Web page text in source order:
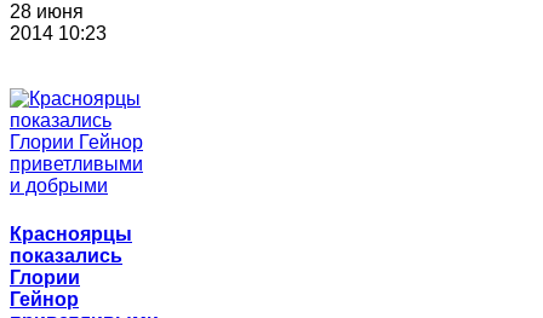
28 июня
2014 10:23
Красноярцы
показались
Глории
Гейнор